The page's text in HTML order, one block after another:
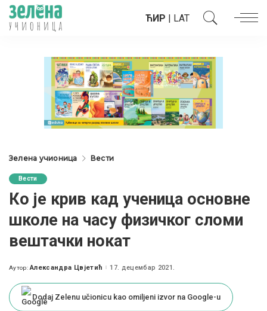
ЋИР | LAT
Зелена учионица Вести
Вести
Ко је крив кад ученица основне
школе на часу физичког сломи
вештачки нокат
Posted
Аутор: Александра Цвјетић 17. децембар 2021.
Dodaj Zelenu učionicu kao omiljeni izvor na Google-u